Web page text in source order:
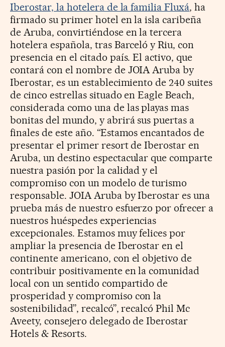
Iberostar, la hotelera de la familia Fluxá, ha
firmado su primer hotel en la isla caribeña
de Aruba, convirtiéndose en la tercera
hotelera española, tras Barceló y Riu, con
presencia en el citado país. El activo, que
contará con el nombre de JOIA Aruba by
Iberostar, es un establecimiento de 240 suites
de cinco estrellas situado en Eagle Beach,
considerada como una de las playas mas
bonitas del mundo, y abrirá sus puertas a
finales de este año. “Estamos encantados de
presentar el primer resort de Iberostar en
Aruba, un destino espectacular que comparte
nuestra pasión por la calidad y el
compromiso con un modelo de turismo
responsable. JOIA Aruba by Iberostar es una
prueba más de nuestro esfuerzo por ofrecer a
nuestros huéspedes experiencias
excepcionales. Estamos muy felices por
ampliar la presencia de Iberostar en el
continente americano, con el objetivo de
contribuir positivamente en la comunidad
local con un sentido compartido de
prosperidad y compromiso con la
sostenibilidad”, recalcó”, recalcó Phil Mc
Aveety, consejero delegado de Iberostar
Hotels & Resorts.